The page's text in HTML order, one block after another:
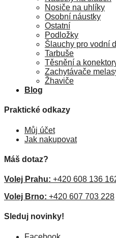
Nosiče na uhlíky
Osobní náustky
Ostatní
Podložky
Šlauchy pro vodní
Tarbuše
Těsnění a
Zachytávače
Žhaviče
Blog
Praktické odkazy
Můj účet
Jak nakupovat
Máš dotaz?
Volej Prahu: +420 608 136
Volej Brno: +420 607 703 228
Sleduj novinky!